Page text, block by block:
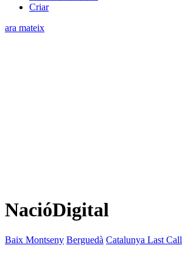
Criar
ara mateix
NacióDigital
Baix Montseny Berguedà Catalunya Last Call